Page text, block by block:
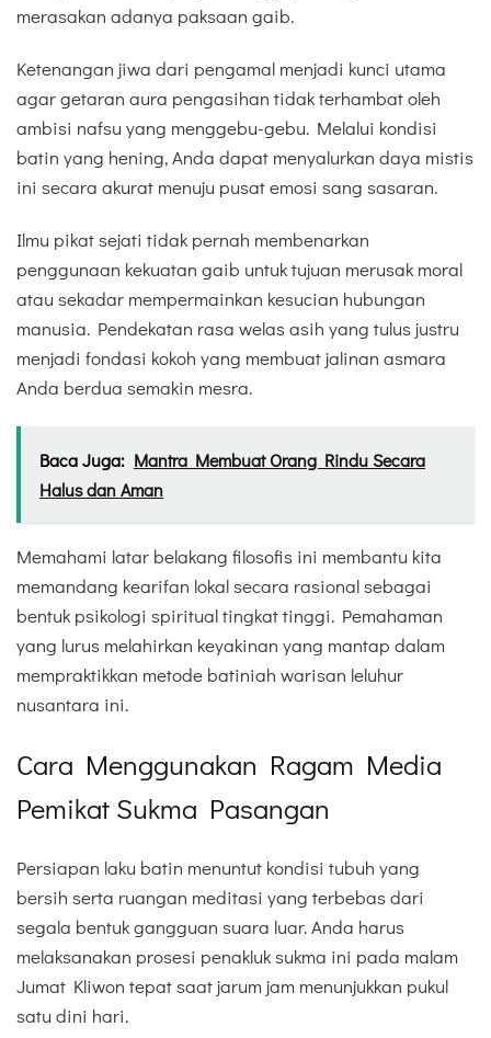
merasakan adanya paksaan gaib.
Ketenangan jiwa dari pengamal menjadi kunci utama
agar getaran aura pengasihan tidak terhambat oleh
ambisi nafsu yang menggebu-gebu. Melalui kondisi
batin yang hening, Anda dapat menyalurkan daya mistis
ini secara akurat menuju pusat emosi sang sasaran.
Ilmu pikat sejati tidak pernah membenarkan
penggunaan kekuatan gaib untuk tujuan merusak moral
atau sekadar mempermainkan kesucian hubungan
manusia. Pendekatan rasa welas asih yang tulus justru
menjadi fondasi kokoh yang membuat jalinan asmara
Anda berdua semakin mesra.
Baca Juga: Mantra Membuat Orang Rindu Secara
Halus dan Aman
Memahami latar belakang filosofis ini membantu kita
memandang kearifan lokal secara rasional sebagai
bentuk psikologi spiritual tingkat tinggi. Pemahaman
yang lurus melahirkan keyakinan yang mantap dalam
mempraktikkan metode batiniah warisan leluhur
nusantara ini.
Cara Menggunakan Ragam Media
Pemikat Sukma Pasangan
Persiapan laku batin menuntut kondisi tubuh yang
bersih serta ruangan meditasi yang terbebas dari
segala bentuk gangguan suara luar. Anda harus
melaksanakan prosesi penakluk sukma ini pada malam
Jumat Kliwon tepat saat jarum jam menunjukkan pukul
satu dini hari.